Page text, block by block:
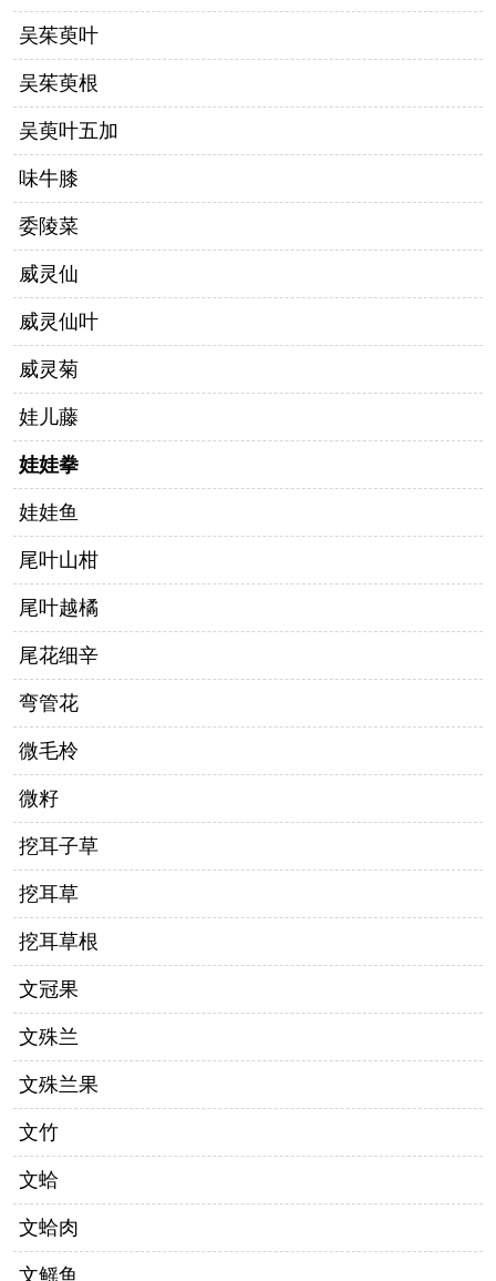
吴茱萸叶
吴茱萸根
吴萸叶五加
味牛膝
委陵菜
威灵仙
威灵仙叶
威灵菊
娃儿藤
娃娃拳
娃娃鱼
尾叶山柑
尾叶越橘
尾花细辛
弯管花
微毛柃
微籽
挖耳子草
挖耳草
挖耳草根
文冠果
文殊兰
文殊兰果
文竹
文蛤
文蛤肉
文鳐鱼